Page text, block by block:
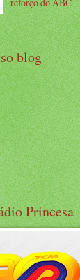
blog
Princesa